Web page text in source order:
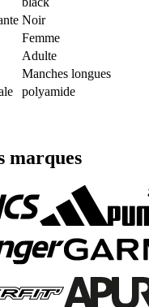
Noir
Femme
Adulte
Manches longues
polyamide
marques